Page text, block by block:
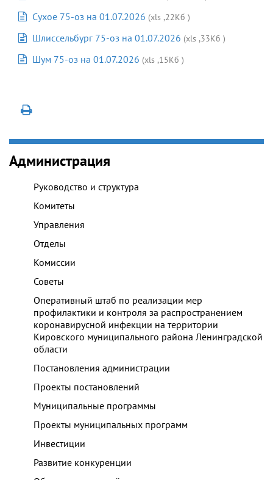
Сухое 75-оз на 01.07.2026 (xls ,22Кб )
Шлиссельбург 75-оз на 01.07.2026 (xls ,33Кб )
Шум 75-оз на 01.07.2026 (xls ,15Кб )
Администрация
Руководство и структура
Комитеты
Управления
Отделы
Комиссии
Советы
Оперативный штаб по реализации мер
профилактики и контроля за распространением
коронавирусной инфекции на территории
Кировского муниципального района Ленинградской
области
Постановления администрации
Проекты постановлений
Муниципальные программы
Проекты муниципальных программ
Инвестиции
Развитие конкуренции